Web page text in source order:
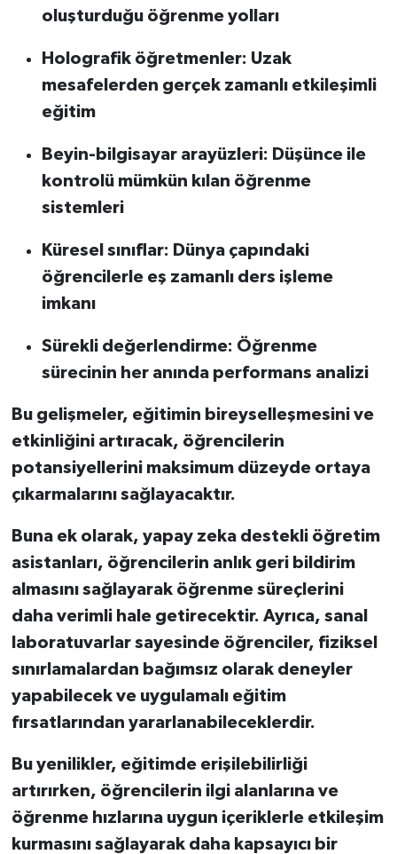
oluşturduğu öğrenme yolları
Holografik öğretmenler: Uzak
mesafelerden gerçek zamanlı etkileşimli
eğitim
Beyin-bilgisayar arayüzleri: Düşünce ile
kontrolü mümkün kılan öğrenme
sistemleri
Küresel sınıflar: Dünya çapındaki
öğrencilerle eş zamanlı ders işleme
imkanı
Sürekli değerlendirme: Öğrenme
sürecinin her anında performans analizi
Bu gelişmeler, eğitimin bireyselleşmesini ve
etkinliğini artıracak, öğrencilerin
potansiyellerini maksimum düzeyde ortaya
çıkarmalarını sağlayacaktır.
Buna ek olarak, yapay zeka destekli öğretim
asistanları, öğrencilerin anlık geri bildirim
almasını sağlayarak öğrenme süreçlerini
daha verimli hale getirecektir. Ayrıca, sanal
laboratuvarlar sayesinde öğrenciler, fiziksel
sınırlamalardan bağımsız olarak deneyler
yapabilecek ve uygulamalı eğitim
fırsatlarından yararlanabileceklerdir.
Bu yenilikler, eğitimde erişilebilirliği
artırırken, öğrencilerin ilgi alanlarına ve
öğrenme hızlarına uygun içeriklerle etkileşim
kurmasını sağlayarak daha kapsayıcı bir